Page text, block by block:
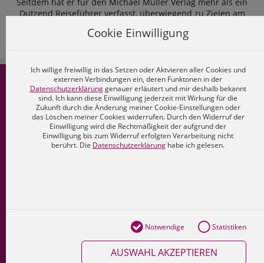
Dutzend Reiseführer verfasst, überwiegend zu Zielen am
geblieben, doch begeistert ihn inzwischen auch die Attraktivität
MMV-Shop
Konto
Freischalt-Code
Impressum
AGB
Cookie Einwilligung
Ich willige freiwillig in das Setzen oder Aktvieren aller Cookies und
externen Verbindungen ein, deren Funktonen in der
Datenschutzerklärunggenauer erläutert und mir deshalb bekannt
sind. Ich kann diese Einwilligung jederzeit mit Wirkung für die
Zukunft durch die Änderung meiner Cookie-Einstellungen oder
das Löschen meiner Cookies widerrufen. Durch den Widerruf der
Einwilligung wird die Rechtmäßigkeit der aufgrund der
Einwilligung bis zum Widerruf erfolgten Verarbeitung nicht
berührt. Die Datenschutzerklärung habe ich gelesen.
Notwendige Statistiken
AUSWAHL AKZEPTIEREN